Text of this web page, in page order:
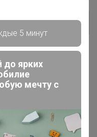
5 минут
до ярких
мечту с